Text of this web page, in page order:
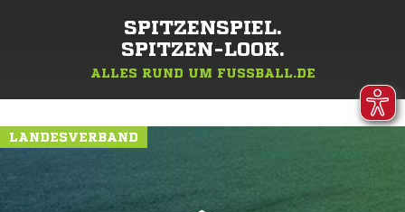
SPITZENSPIEL.
SPITZEN-LOOK.
ALLES RUND UM FUSSBALL.DE
LANDESVERBAND